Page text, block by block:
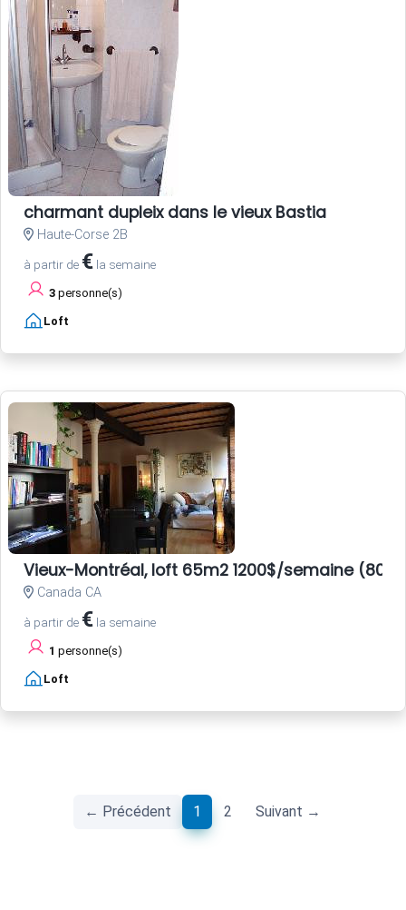
charmant dupleix dans le vieux Bastia
Haute-Corse 2B
à partir de € la semaine
3 personne(s)
Loft
Vieux-Montréal, loft 65m2 1200$/semaine
Canada CA
à partir de € la semaine
1 personne(s)
Loft
← Précédent 1 (current)
2 Suivant →